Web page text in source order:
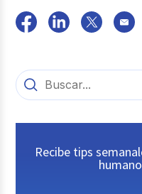
Recibe tips